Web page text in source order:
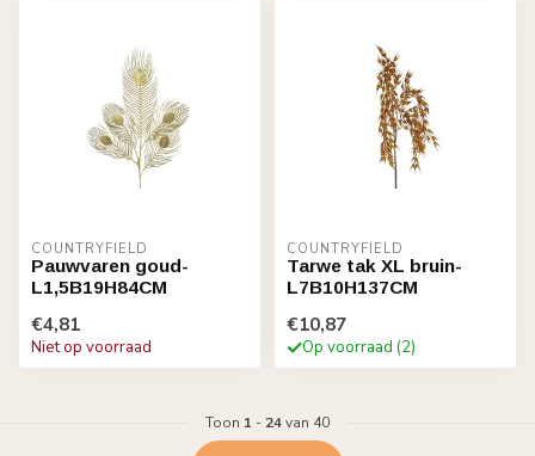
COUNTRYFIELD
Pauwvaren goud-
L1,5B19H84CM
€4,81
Niet op voorraad
COUNTRYFIELD
Tarwe tak XL bruin-
L7B10H137CM
€10,87
Op voorraad (2)
Toon 1 - 24van 40